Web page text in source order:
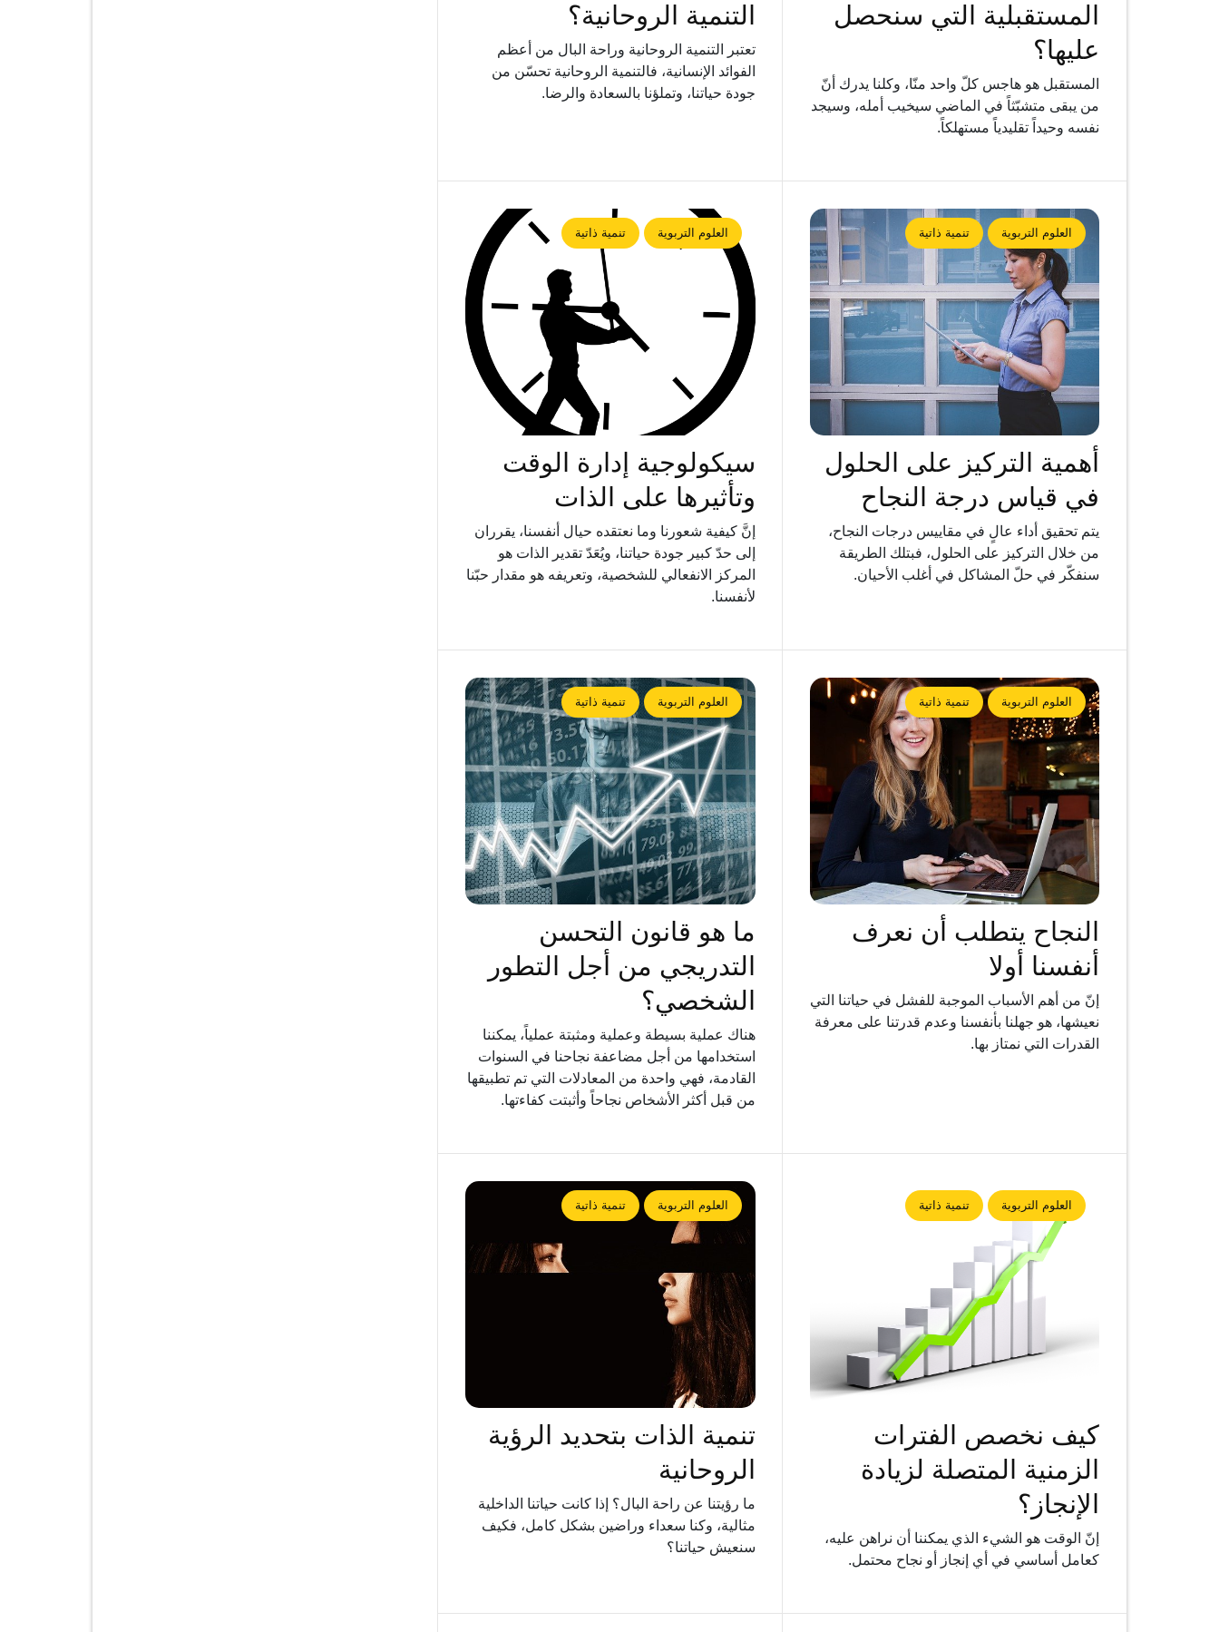
المستقبلية التي سنحصل
عليها؟
المستقبل هو هاجس كلّ واحد منّا، وكلنا يدرك أنّ
من يبقى متشبّثاً في الماضي سيخيب أمله، وسيجد
نفسه وحيداً تقليدياً مستهلكاً.
التنمية الروحانية؟
تعتبر التنمية الروحانية وراحة البال من أعظم
الفوائد الإنسانية، فالتنمية الروحانية تحسّن من
جودة حياتنا، وتملؤنا بالسعادة والرضا.
العلوم التربوية تنمية ذاتية
أهمية التركيز على الحلول
في قياس درجة النجاح
يتم تحقيق أداء عالٍ في مقاييس درجات النجاح،
من خلال التركيز على الحلول، فبتلك الطريقة
سنفكّر في حلّ المشاكل في أغلب الأحيان.
العلوم التربوية تنمية ذاتية
سيكولوجية إدارة الوقت
وتأثيرها على الذات
إنَّ كيفية شعورنا وما نعتقده حيال أنفسنا، يقرران
إلى حدّ كبير جودة حياتنا، ويُعَدّ تقدير الذات هو
المركز الانفعالي للشخصية، وتعريفه هو مقدار حبّنا
ﻷنفسنا.
العلوم التربوية تنمية ذاتية
النجاح يتطلب أن نعرف
أنفسنا أولا
إنّ من أهم الأسباب الموجبة للفشل في حياتنا التي
نعيشها، هو جهلنا بأنفسنا وعدم قدرتنا على معرفة
القدرات التي نمتاز بها.
العلوم التربوية تنمية ذاتية
ما هو قانون التحسن
التدريجي من أجل التطور
الشخصي؟
هناك عملية بسيطة وعملية ومثبتة عملياً، يمكننا
استخدامها من أجل مضاعفة نجاحنا في السنوات
القادمة، فهي واحدة من المعادلات التي تم تطبيقها
من قبل أكثر الأشخاص نجاحاً وأثبتت كفاءتها.
العلوم التربوية تنمية ذاتية
كيف نخصص الفترات
الزمنية المتصلة لزيادة
الإنجاز؟
إنّ الوقت هو الشيء الذي يمكننا أن نراهن عليه،
كعامل أساسي في أي إنجاز أو نجاح محتمل.
العلوم التربوية تنمية ذاتية
تنمية الذات بتحديد الرؤية
الروحانية
ما رؤيتنا عن راحة البال؟ إذا كانت حياتنا الداخلية
مثالية، وكنا سعداء وراضين بشكل كامل، فكيف
سنعيش حياتنا؟